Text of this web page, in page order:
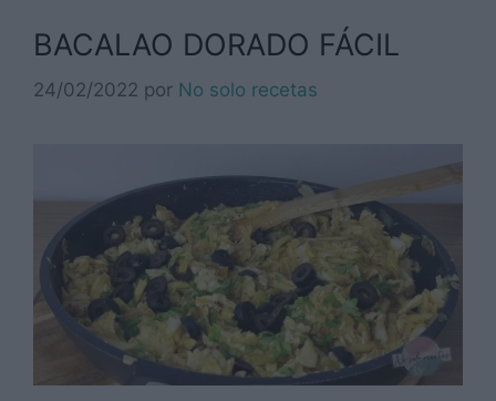
BACALAO DORADO FÁCIL
24/02/2022 por No solo recetas